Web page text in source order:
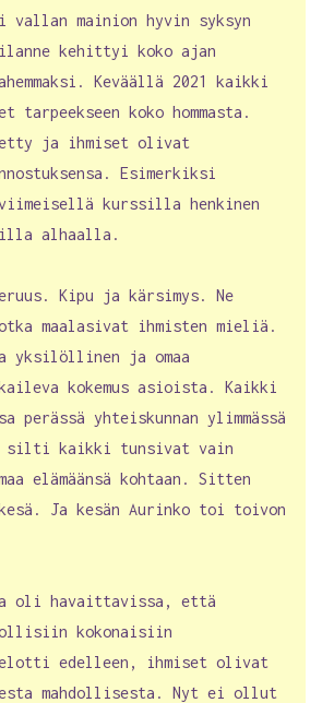
vallan mainion hyvin syksyn
kehittyi koko ajan
Keväällä 2021 kaikki
koko hommasta.
ja ihmiset olivat
Esimerkiksi
kurssilla henkinen
alhaalla.
Kipu ja kärsimys. Ne
maalasivat ihmisten mieliä.
yksilöllinen ja omaa
kokemus asioista. Kaikki
perässä yhteiskunnan ylimmässä
silti kaikki tunsivat vain
elämäänsä kohtaan. Sitten
Ja kesän Aurinko toi toivon
oli havaittavissa, että
kokonaisiin
edelleen, ihmiset olivat
mahdollisesta. Nyt ei ollut